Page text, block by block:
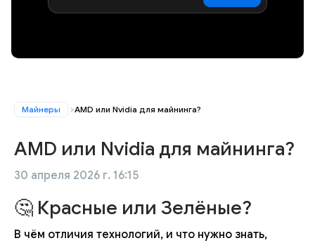
Майнеры AMD или Nvidia для майнинга?
AMD или Nvidia для майнинга?
30 апреля 2026 г. 16:15
🤔 Красные или Зелёные?
В чём отличия технологий, и что нужно знать,